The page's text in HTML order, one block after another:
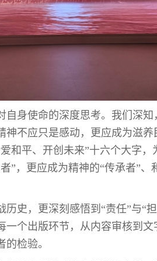
自身使命的深度思考。我们深
神不应只是感动，更应成为滋
和平、开创未来”十六个大字
”，更应成为精神的“传承者”、
，更深刻感悟到“责任”与“
个出版环节，从内容审核到文
检验。